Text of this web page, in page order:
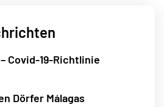
Covid-19-Richtlinie
Dörfer Málagas